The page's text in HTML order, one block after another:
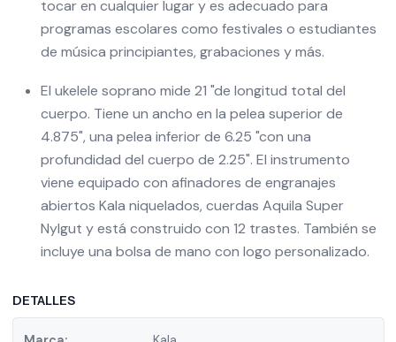
tocar en cualquier lugar y es adecuado para
programas escolares como festivales o estudiantes
de música principiantes, grabaciones y más.
El ukelele soprano mide 21 "de longitud total del
cuerpo. Tiene un ancho en la pelea superior de
4.875", una pelea inferior de 6.25 "con una
profundidad del cuerpo de 2.25". El instrumento
viene equipado con afinadores de engranajes
abiertos Kala niquelados, cuerdas Aquila Super
Nylgut y está construido con 12 trastes. También se
incluye una bolsa de mano con logo personalizado.
DETALLES